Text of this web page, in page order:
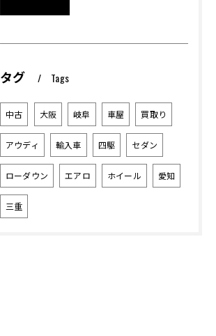
タグ Tags
中古 大阪 岐阜 車屋 買取り
アウディ 輸入車 四駆 セダン
ローダウン エアロ ホイール 愛知
三重